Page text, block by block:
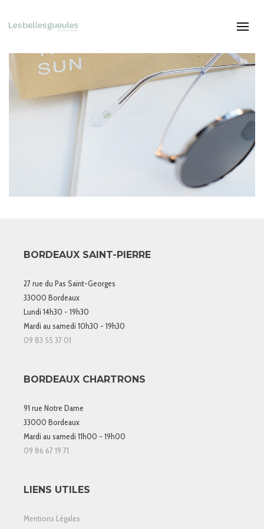
BORDEAUX SAINT-PIERRE
27 rue du Pas Saint-Georges
33000 Bordeaux
Lundi 14h30 - 19h30
Mardi au samedi 10h30 - 19h30
09 83 55 37 01
BORDEAUX CHARTRONS
91 rue Notre Dame
33000 Bordeaux
Mardi au samedi 11h00 - 19h00
09 86 67 19 71
LIENS UTILES
Mentions Légales